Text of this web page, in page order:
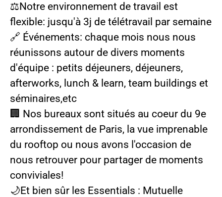
⚖️Notre environnement de travail est
flexible: jusqu'à 3j de télétravail par semaine
🔗 Événements: chaque mois nous nous
réunissons autour de divers moments
d'équipe : petits déjeuners, déjeuners,
afterworks, lunch & learn, team buildings et
séminaires,etc
🏢 Nos bureaux sont situés au coeur du 9e
arrondissement de Paris, la vue imprenable
du rooftop ou nous avons l'occasion de
nous retrouver pour partager de moments
conviviales!
🌙Et bien sûr les Essentials : Mutuelle